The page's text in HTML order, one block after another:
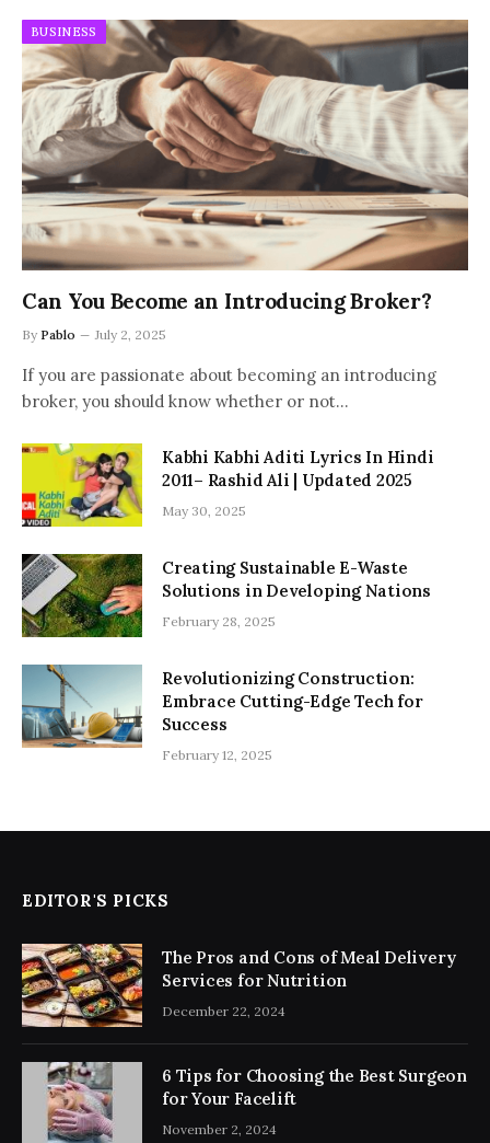
BUSINESS
Can You Become an Introducing Broker?
By Pablo July 2, 2025
If you are passionate about becoming an introducing
broker, you should know whether or not…
Kabhi Kabhi Aditi Lyrics In Hindi
2011– Rashid Ali | Updated 2025
May 30, 2025
Creating Sustainable E-Waste
Solutions in Developing Nations
February 28, 2025
Revolutionizing Construction:
Embrace Cutting-Edge Tech for
Success
February 12, 2025
EDITOR'S PICKS
The Pros and Cons of Meal Delivery
Services for Nutrition
December 22, 2024
6 Tips for Choosing the Best Surgeon
for Your Facelift
November 2, 2024